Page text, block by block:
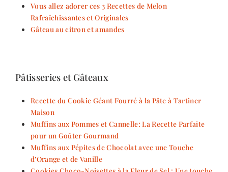
Vous allez adorer ces 3 Recettes de Melon
Rafraîchissantes et Originales
Gâteau au citron et amandes
Pâtisseries et Gâteaux
Recette du Cookie Géant Fourré à la Pâte à Tartiner
Maison
Muffins aux Pommes et Cannelle: La Recette Parfaite
pour un Goûter Gourmand
Muffins aux Pépites de Chocolat avec une Touche
d’Orange et de Vanille